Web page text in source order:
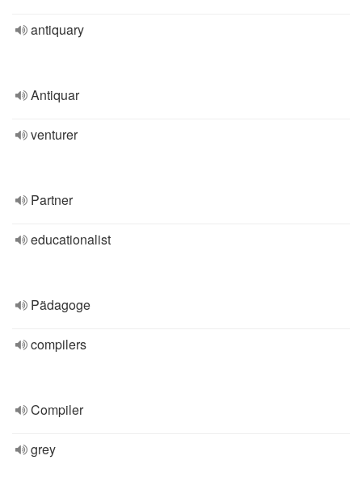
antiquary
Antiquar
venturer
Partner
educationalist
Pädagoge
compilers
Compiler
grey